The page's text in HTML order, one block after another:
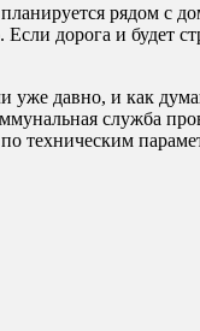
рядом с
дорога и будет
уже давно, и как
служба
техническим